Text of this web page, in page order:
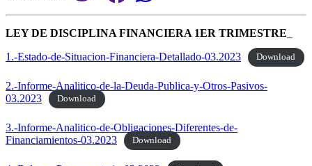
LEY DE DISCIPLINA FINANCIERA 1ER TRIMESTRE
1.-Estado-de-Situacion-Financiera-Detallado-03.2023
Download
2.-Informe-Analitico-de-la-Deuda-Publica-y-Otros-Pasivos-
03.2023
Download
3.-Informe-Analitico-de-Obligaciones-Diferentes-de-
Financiamientos-03.2023
Download